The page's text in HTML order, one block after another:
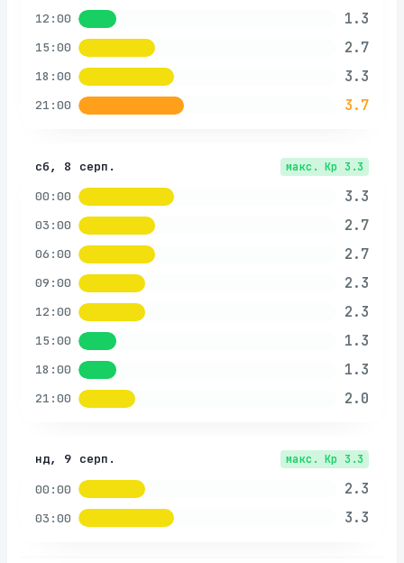
12:00 1.3
15:00 2.7
18:00 3.3
21:00 3.7
сб, 8 серп. макс. Kp 3.3
00:00 3.3
03:00 2.7
06:00 2.7
09:00 2.3
12:00 2.3
15:00 1.3
18:00 1.3
21:00 2.0
нд, 9 серп. макс. Kp 3.3
00:00 2.3
03:00 3.3